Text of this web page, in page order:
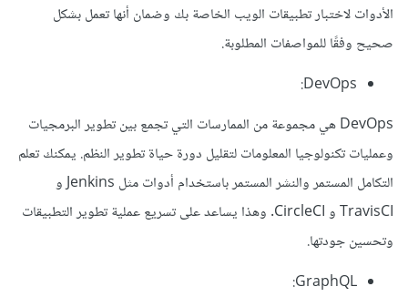
الأدوات لاختبار تطبيقات الويب الخاصة بك وضمان أنها تعمل بشكل
صحيح وفقًا للمواصفات المطلوبة.
DevOps:
DevOps هي مجموعة من الممارسات التي تجمع بين تطوير البرمجيات
وعمليات تكنولوجيا المعلومات لتقليل دورة حياة تطوير النظم. يمكنك تعلم
التكامل المستمر والنشر المستمر باستخدام أدوات مثل Jenkins و
TravisCI و CircleCI. وهذا يساعد على تسريع عملية تطوير التطبيقات
وتحسين جودتها.
GraphQL: